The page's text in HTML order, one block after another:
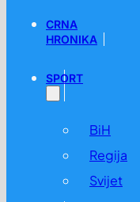
CRNA
HRONIKA
SPORT
BiH
Regija
Svijet